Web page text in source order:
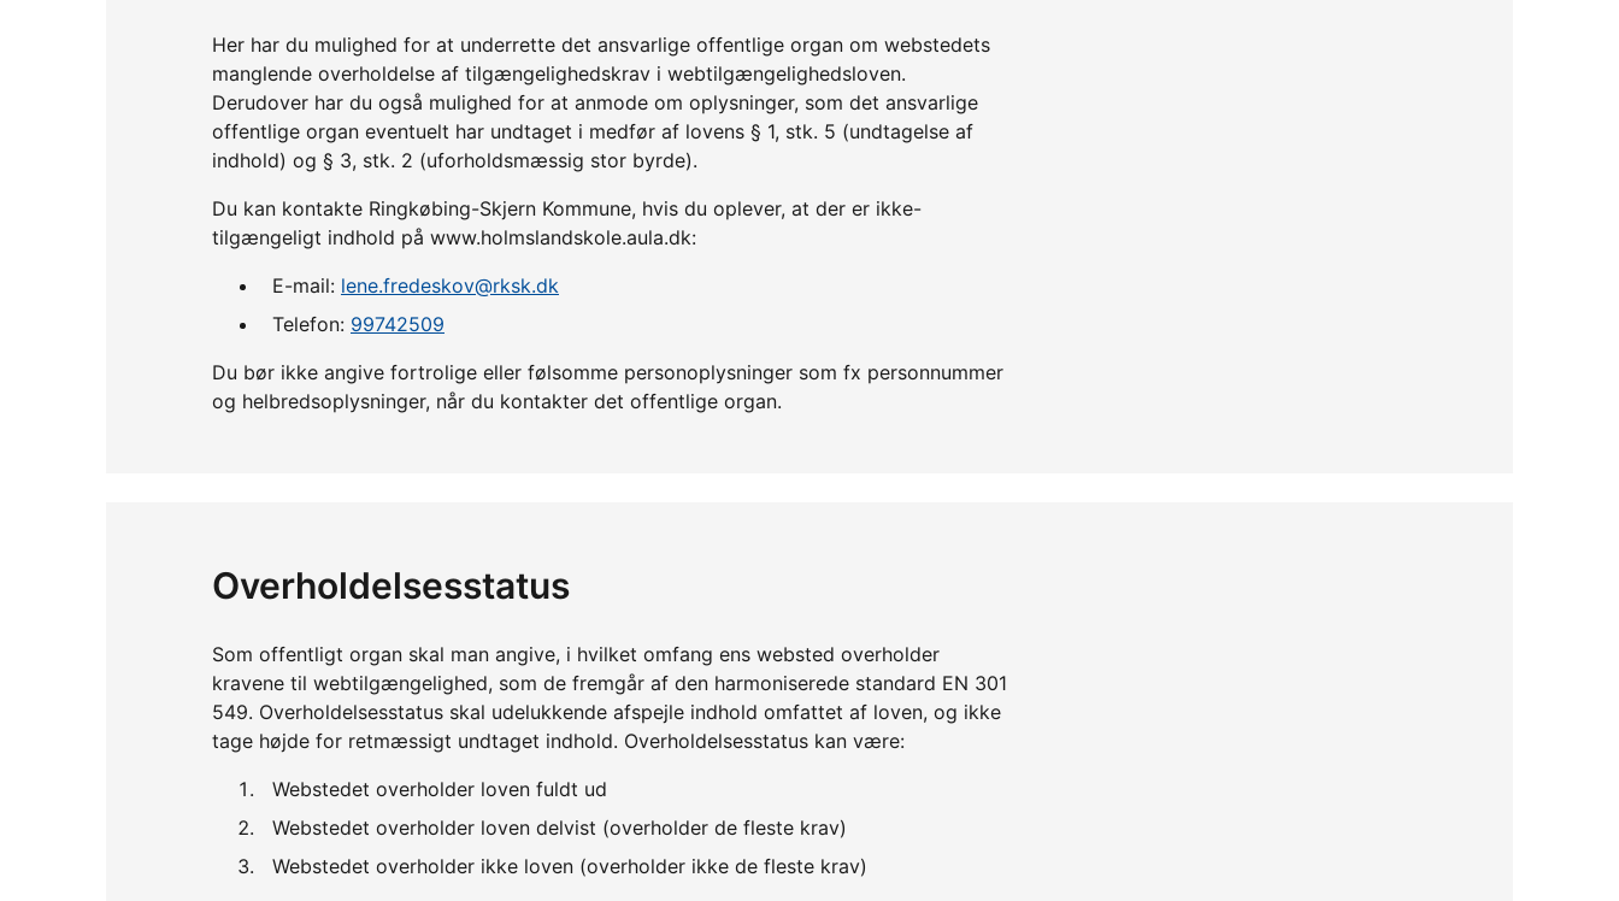
Her har du mulighed for at underrette det ansvarlige offentlige organ om webstedets
manglende overholdelse af tilgængelighedskrav i webtilgængelighedsloven.
Derudover har du også mulighed for at anmode om oplysninger, som det ansvarlige
offentlige organ eventuelt har undtaget i medfør af lovens § 1, stk. 5 (undtagelse af
indhold) og § 3, stk. 2 (uforholdsmæssig stor byrde).
Du kan kontakte Ringkøbing-Skjern Kommune, hvis du oplever, at der er ikke-
tilgængeligt indhold på www.holmslandskole.aula.dk:
E-mail: lene.fredeskov@rksk.dk
Telefon: 99742509
Du bør ikke angive fortrolige eller følsomme personoplysninger som fx personnummer
og helbredsoplysninger, når du kontakter det offentlige organ.
Overholdelsesstatus
Som offentligt organ skal man angive, i hvilket omfang ens websted overholder
kravene til webtilgængelighed, som de fremgår af den harmoniserede standard EN 301
549. Overholdelsesstatus skal udelukkende afspejle indhold omfattet af loven, og ikke
tage højde for retmæssigt undtaget indhold. Overholdelsesstatus kan være:
Webstedet overholder loven fuldt ud
Webstedet overholder loven delvist (overholder de fleste krav)
Webstedet overholder ikke loven (overholder ikke de fleste krav)